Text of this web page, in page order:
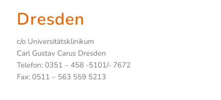
Dresden
c/o Universitätsklinikum
Carl Gustav Carus Dresden
Telefon: 0351 – 458 -5101/- 7672
Fax: 0511 – 563 559 5213